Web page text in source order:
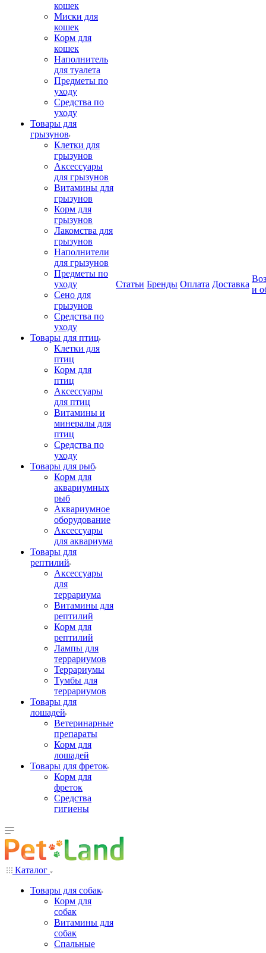
кошек
Миски для
кошек
Корм для
кошек
Наполнитель
для туалета
Предметы по
уходу
Средства по
уходу
Товары для
грызунов
Клетки для
грызунов
Аксессуары
для грызунов
Витамины для
грызунов
Корм для
грызунов
Лакомства для
грызунов
Наполнители
для грызунов
Предметы по
уходу
Сено для
грызунов
Средства по
уходу
Товары для птиц
Клетки для
птиц
Корм для
птиц
Аксессуары
для птиц
Витамины и
минералы для
птиц
Средства по
уходу
Товары для рыб
Корм для
аквариумных
рыб
Аквариумное
оборудование
Аксессуары
для аквариума
Товары для
рептилий
Аксессуары
для
террариума
Витамины для
рептилий
Корм для
рептилий
Лампы для
террариумов
Террариумы
Тумбы для
террариумов
Товары для
лошадей
Ветеринарные
препараты
Корм для
лошадей
Товары для фреток
Корм для
фреток
Средства
гигиены
Статьи Бренды Оплата Доставка
и
Каталог
Товары для собак
Корм для
собак
Витамины для
собак
Спальные